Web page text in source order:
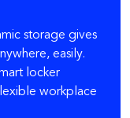
storage gives
easily.
locker
workplace